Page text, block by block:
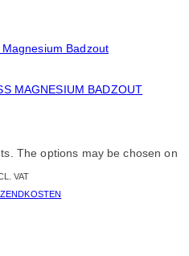
MAGNESIUM BADZOUT
The options may be chosen on
VAT